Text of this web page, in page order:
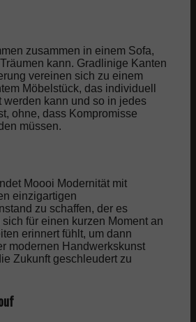
zusammen in einem Sofa,
kann. Gradlinige Kanten
vereinen sich zu einem
Möbelstück, das individuell
werden kann und so in jedes
ohne, dass Kompromisse
müssen.
Moooi Modernität mit
einzigartigen
zu schaffen, der es
für einen kurzen Moment an
erinnert fühlt, um dann
modernen Handwerkskunst
Zukunft geschleudert zu